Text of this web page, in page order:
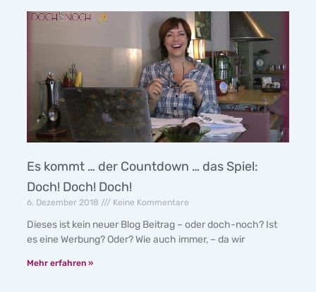
Es kommt … der Countdown … das Spiel:
Doch! Doch! Doch!
6. Dezember 2018 Keine Kommentare
Dieses ist kein neuer Blog Beitrag – oder doch-noch? Ist
es eine Werbung? Oder? Wie auch immer, – da wir
Mehr erfahren »